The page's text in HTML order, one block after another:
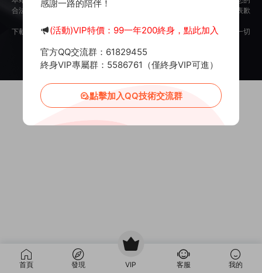
合法權益，請來信通知我們，我們會及時删除，給您帶來的不便，我們深表歉
下載用戶僅供學習交流，若使用商業用途，請購買正版授權，否則産生的一切
Copyright © 2012-2025 MiR6.COMAll Rights Reserved
投訴郵箱： Mail@Mir6.com 蜀ICP備2022016462号-2
首頁 發現 VIP 客服 我的
感謝一路的陪伴！
(活動)VIP特價：99一年200終身，點此加入
官方QQ交流群：61829455
終身VIP專屬群：5586761（僅終身VIP可進）
點擊加入QQ技術交流群